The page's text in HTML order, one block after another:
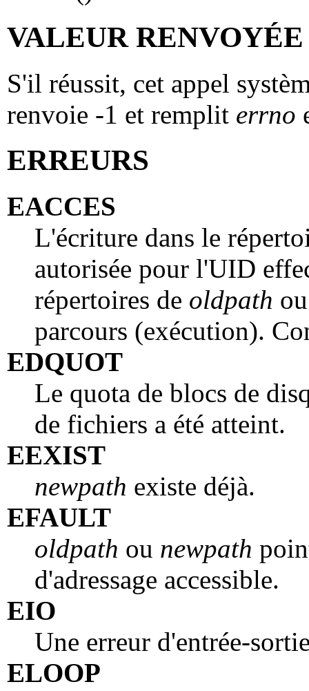
VALEUR RENVOYÉE
S'il réussit, cet appel
renvoie -1 et remplit errno
ERREURS
EACCES
L'écriture dans le
autorisée pour l'UID
répertoires de oldpath
parcours (exécution).
EDQUOT
Le quota de blocs de
de fichiers a été atteint.
EEXIST
newpath existe déjà.
EFAULT
oldpath ou newpath
d'adressage accessible.
EIO
Une erreur d'entrée-
ELOOP